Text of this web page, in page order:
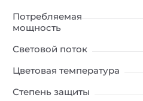
Потребляемая
мощность
Световой поток
Цветовая температура
Степень защиты